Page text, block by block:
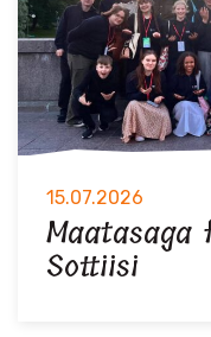
15.07.2026
Sottiisi